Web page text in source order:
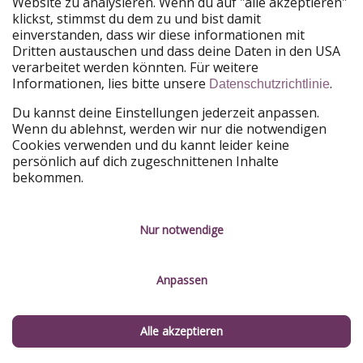
einem Einheimischen) findet ihr jedoch auf demTeatern
Streetfood Market . Der Straßenmarkt im Ringen-
Einkaufzentrum besteht aus vielen kleinen Ständen, die
teilweise von denbesten Köchen Schwedens
werden.
Flugdauer nach Stockholm
Von Frankfurt aus fliegt ihr, mit einem Direktflug, circa
2 Stunden und 10 Minuten nach Stockholm.
Für eine Coca-Cola (0,33 Liter) zahlt ihr zwischen 2 €
Klimatabelle für Stockholm
Sonnenstunden: durchschnittlich 10 Stunden
Temperatur: durchschnittlich 16 °C
klickst, stimmst du dem zu und bist damit
einverstanden, dass wir diese informationen mit
Dritten austauschen und dass deine Daten in den USA
verarbeitet werden könnten. Für weitere
Informationen, lies bitte unsere Datenschutzrichtlinie.
Du kannst deine Einstellungen jederzeit anpassen.
Wenn du ablehnst, werden wir nur die notwendigen
Cookies verwenden und du kannt leider keine
persönlich auf dich zugeschnittenen Inhalte
bekommen.
Nur notwendige
Anpassen
Alle akzeptieren